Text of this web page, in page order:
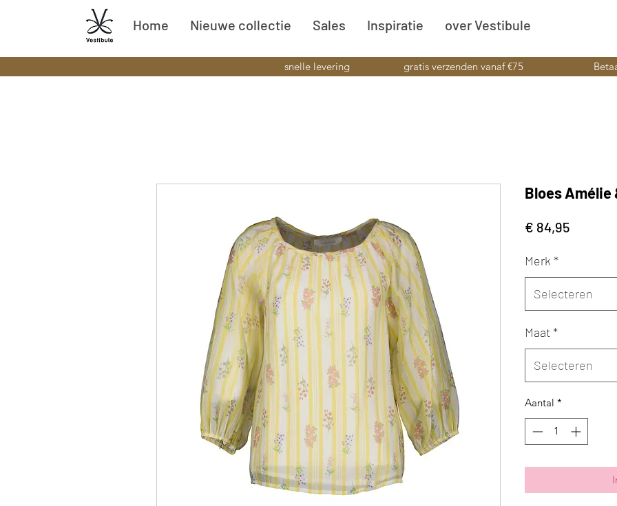
Home Nieuwe collectie Sales Inspiratie over Vestibule
snelle levering gratis verzenden vanaf €75
Bloes Amélie
€ 84,95Prijs
Merk *
Selecteren
Maat*
Selecteren
Aantal *